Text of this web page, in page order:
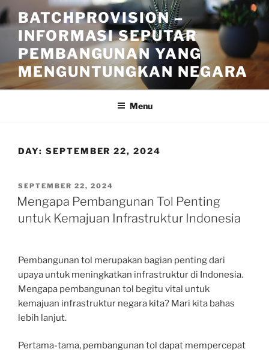
Skip
to
content
BATCHPROVISION –
INFORMASI SEPUTAR
PEMBANGUNAN YANG
MENGUNTUNGKAN NEGARA
Menu
DAY: SEPTEMBER 22, 2024
POSTED
ON
SEPTEMBER 22, 2024
Mengapa Pembangunan Tol Penting
untuk Kemajuan Infrastruktur Indonesia
Pembangunan tol merupakan bagian penting dari
upaya untuk meningkatkan infrastruktur di Indonesia.
Mengapa pembangunan tol begitu vital untuk
kemajuan infrastruktur negara kita? Mari kita bahas
lebih lanjut.
Pertama-tama, pembangunan tol dapat mempercepat